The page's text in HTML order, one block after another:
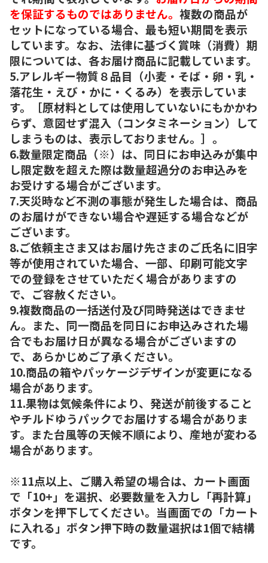
を保証するものではありません。 複数の商品が
セットになっている場合、最も短い期間を表示
しています。なお、法律に基づく賞味（消費）期
限については、各お届け商品に記載しています。
5.アレルギー物質８品目（小麦・そば・卵・乳・
落花生・えび・かに・くるみ）を表示していま
す。［原材料としては使用していないにもかかわ
らず、意図せず混入（コンタミネーション）して
しまうものは、表示しておりません。］。
6.数量限定商品（※）は、同日にお申込みが集中
し限定数を超えた際は数量超過分のお申込みを
お受けする場合がございます。
7.天災時など不測の事態が発生した場合は、商品
のお届けができない場合や遅延する場合などが
ございます。
8.ご依頼主さま又はお届け先さまのご氏名に旧字
等が使用されていた場合、一部、印刷可能文字
での登録をさせていただく場合がありますの
で、ご容赦ください。
9.複数商品の一括送付及び同時発送はできませ
ん。また、同一商品を同日にお申込みされた場
合でもお届け日が異なる場合がございますの
で、あらかじめご了承ください。
10.商品の箱やパッケージデザインが変更になる
場合があります。
11.果物は気候条件により、発送が前後すること
やチルドゆうパックでお届けする場合がありま
す。また台風等の天候不順により、産地が変わる
場合があります。
※11点以上、ご購入希望の場合は、カート画面
で「10+」を選択、必要数量を入力し「再計算」
ボタンを押下してください。当画面での「カート
に入れる」ボタン押下時の数量選択は1個で結構
です。